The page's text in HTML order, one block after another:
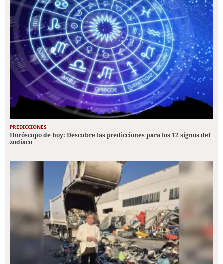
PREDICCIONES
Horóscopo de hoy: Descubre las predicciones para los 12 signos del
zodiaco